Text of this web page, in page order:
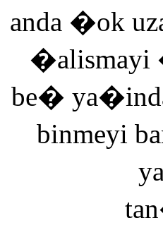
anda �ok
�alismayi
be�
binmeyi